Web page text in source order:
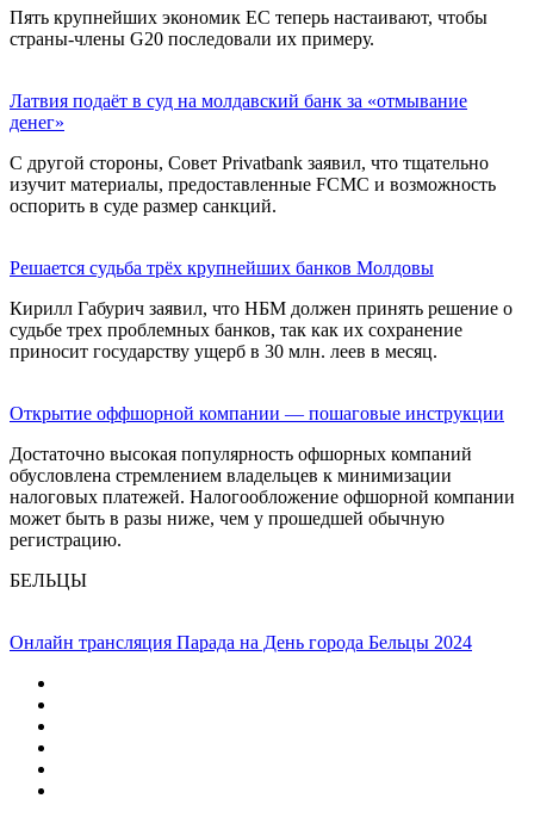
Пять крупнейших экономик ЕС теперь настаивают, чтобы
страны-члены G20 последовали их примеру.
Латвия подаёт в суд на молдавский банк за «отмывание
денег»
С другой стороны, Совет Privatbank заявил, что тщательно
изучит материалы, предоставленные FCMC и возможность
оспорить в суде размер санкций.
Решается судьба трёх крупнейших банков Молдовы
Кирилл Габурич заявил, что НБМ должен принять решение о
судьбе трех проблемных банков, так как их сохранение
приносит государству ущерб в 30 млн. леев в месяц.
Открытие оффшорной компании — пошаговые инструкции
Достаточно высокая популярность офшорных компаний
обусловлена стремлением владельцев к минимизации
налоговых платежей. Налогообложение офшорной компании
может быть в разы ниже, чем у прошедшей обычную
регистрацию.
БЕЛЬЦЫ
Онлайн трансляция Парада на День города Бельцы 2024